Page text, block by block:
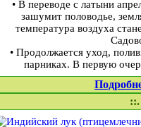
• В переводе с латыни
зашумит половодье,
температура воздуха
• Продолжается уход,
парниках. В первую
::.